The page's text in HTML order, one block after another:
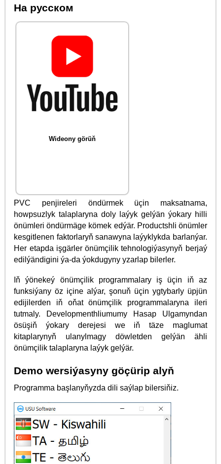
На русском
Wideony görüň
PVC penjireleri öndürmek üçin maksatnama,
howpsuzlyk talaplaryna doly laýyk gelýän ýokary hilli
önümleri öndürmäge kömek edýär. Productshli önümler
kesgitlenen faktorlaryň sanawyna laýyklykda barlanýar.
Her etapda işgärler önümçilik tehnologiýasynyň berjaý
edilýändigini ýa-da ýokdugyny yzarlap bilerler.
Iň ýönekeý önümçilik programmalary iş üçin iň az
funksiýany öz içine alýar, şonuň üçin ygtybarly üpjün
edijilerden iň oňat önümçilik programmalaryna ileri
tutmaly. Developmenthliumumy Hasap Ulgamyndan
ösüşiň ýokary derejesi we iň täze maglumat
kitaplarynyň ulanylmagy döwletden gelýän ähli
önümçilik talaplaryna laýyk gelýär.
Demo wersiýasyny göçürip alyň
Programma başlanyňyzda dili saýlap bilersiňiz.